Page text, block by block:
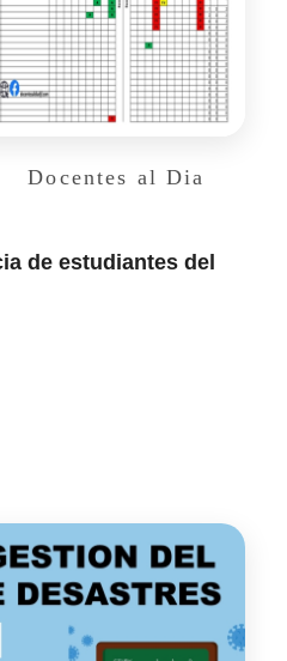
Docentes al Dia
de estudiantes del